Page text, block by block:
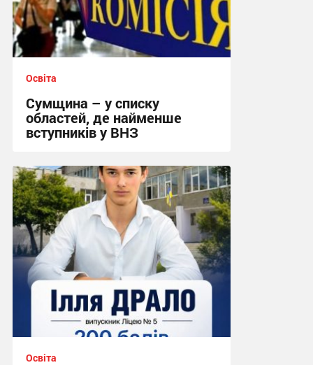
Освіта
Сумщина – у списку
областей, де найменше
вступників у ВНЗ
09:17, 29.07.2026
Освіта